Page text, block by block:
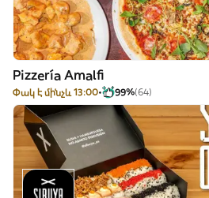
Pizzería Amalfi
Փակ է մինչև 13:00 99%(64)